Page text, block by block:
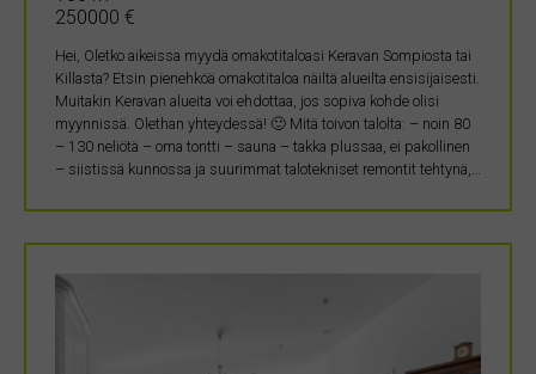
250000 €
Hei, Oletko aikeissa myydä omakotitaloasi Keravan Sompiosta tai
Killasta? Etsin pienehköä omakotitaloa näiltä alueilta ensisijaisesti.
Muitakin Keravan alueita voi ehdottaa, jos sopiva kohde olisi
myynnissä. Olethan yhteydessä! 🙂 Mitä toivon talolta: – noin 80
– 130 neliötä – oma tontti – sauna – takka plussaa, ei pakollinen
– siistissä kunnossa ja suurimmat talotekniset remontit tehtynä,…